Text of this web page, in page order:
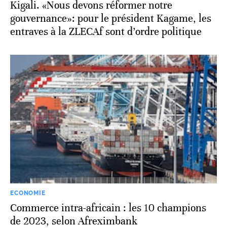
Kigali. «Nous devons réformer notre
gouvernance»: pour le président Kagame, les
entraves à la ZLECAf sont d’ordre politique
ECONOMIE
Commerce intra-africain : les 10 champions
de 2023, selon Afreximbank